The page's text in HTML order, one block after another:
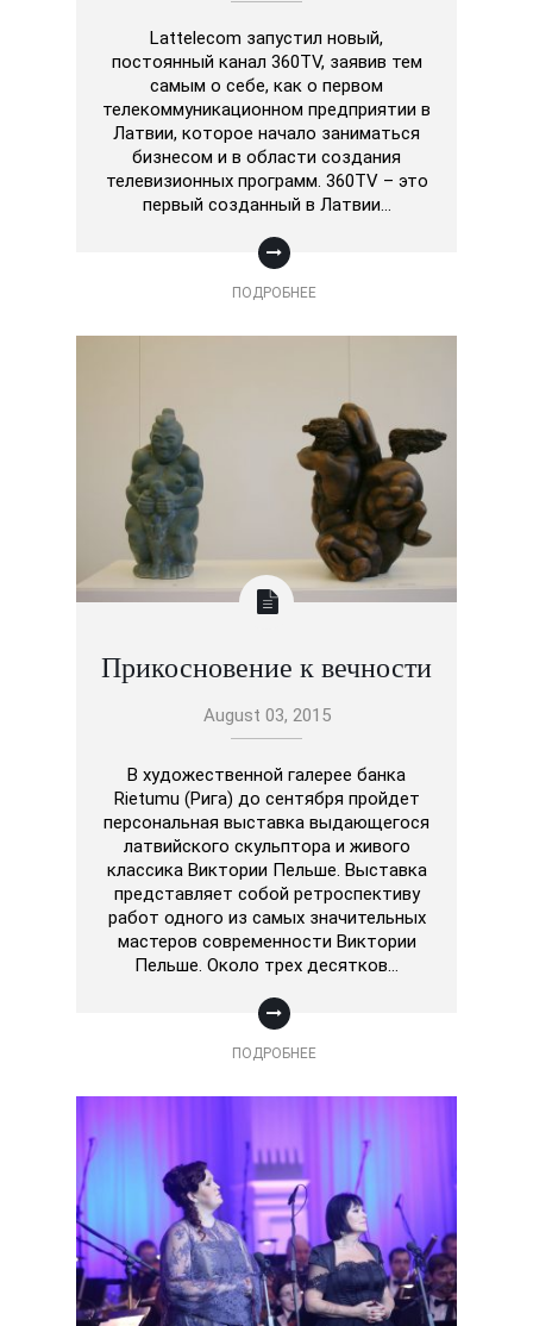
Lattelecom запустил новый,
постоянный канал 360TV, заявив тем
самым о себе, как о первом
телекоммуникационном предприятии в
Латвии, которое начало заниматься
бизнесом и в области создания
телевизионных программ. 360TV – это
первый созданный в Латвии…
ПОДРОБНЕЕ
Прикосновение к вечности
August 03, 2015
В художественной галерее банка
Rietumu (Рига) до сентября пройдет
персональная выставка выдающегося
латвийского скульптора и живого
классика Виктории Пельше. Выставка
представляет собой ретроспективу
работ одного из самых значительных
мастеров современности Виктории
Пельше. Около трех десятков…
ПОДРОБНЕЕ